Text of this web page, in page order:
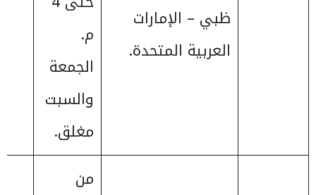
ظبي – الإمارات
العربية المتحدة.
م.
الجمعة
والسبت
مغلق.
من